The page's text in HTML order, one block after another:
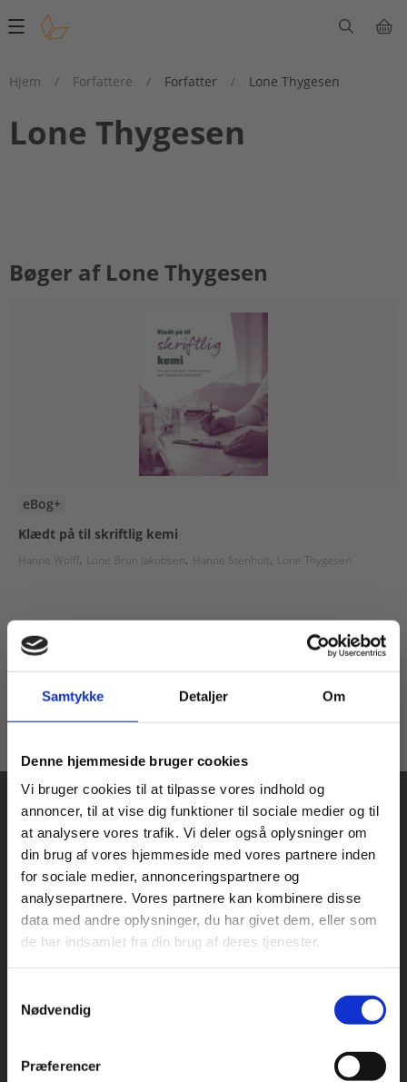
Samtykke Detaljer Om
Denne hjemmeside bruger cookies
Vi bruger cookies til at tilpasse vores indhold og
annoncer, til at vise dig funktioner til sociale medier og til
at analysere vores trafik. Vi deler også oplysninger om
din brug af vores hjemmeside med vores partnere inden
for sociale medier, annonceringspartnere og
analysepartnere. Vores partnere kan kombinere disse
data med andre oplysninger, du har givet dem, eller som
de har indsamlet fra din brug af deres tjenester.
Nødvendig
Præferencer
Main
Hjem
/ Forfattere / Forfatter / Lone Thygesen
Lone Thygesen
Bøger af Lone Thygesen
eBog+
Klædt på til skriftlig kemi
Hanne Wolff Lone Brun Jakobsen Hanne Stenholt Lone Thygesen
Fra
70,00 KR.
Praxis Forlag A/S
CVR 41280921
København
1120 København K
Kochsgade 31D
Køb læremidler og find masterclasses mm.
Fortsæt som:
For privatkunder og
studerende. Du får
vist priser inkl.
For institutioner og
virksomheder. Du
får vist priser ekskl.